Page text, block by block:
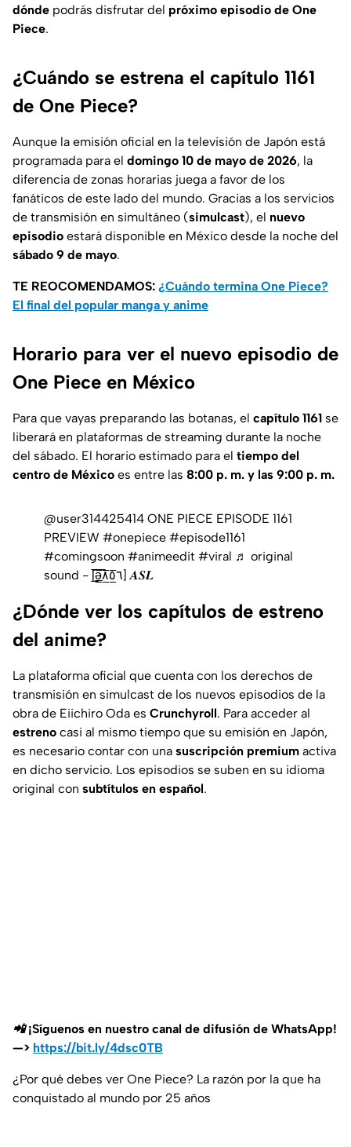
dónde podrás disfrutar del próximo episodio de One
Piece.
¿Cuándo se estrena el capítulo 1161
de One Piece?
Aunque la emisión oficial en la televisión de Japón está
programada para el domingo 10 de mayo de 2026, la
diferencia de zonas horarias juega a favor de los
fanáticos de este lado del mundo. Gracias a los servicios
de transmisión en simultáneo (simulcast), el nuevo
episodio estará disponible en México desde la noche del
sábado 9 de mayo.
TE REOCOMENDAMOS: ¿Cuándo termina One Piece?
El final del popular manga y anime
Horario para ver el nuevo episodio de
One Piece en México
Para que vayas preparando las botanas, el capítulo 1161 se
liberará en plataformas de streaming durante la noche
del sábado. El horario estimado para el tiempo del
centro de México es entre las 8:00 p. m. y las 9:00 p. m.
@user314425414 ONE PIECE EPISODE 1161
PREVIEW #onepiece #episode1161
#comingsoon #animeedit #viral ♬ original
sound - [̲̅ə̲̅٨̲̅٥̲̅٦̲̅] 𝑨𝑺𝑳
¿Dónde ver los capítulos de estreno
del anime?
La plataforma oficial que cuenta con los derechos de
transmisión en simulcast de los nuevos episodios de la
obra de Eiichiro Oda es Crunchyroll. Para acceder al
estreno casi al mismo tiempo que su emisión en Japón,
es necesario contar con una suscripción premium activa
en dicho servicio. Los episodios se suben en su idioma
original con subtítulos en español.
📲 ¡Síguenos en nuestro canal de difusión de WhatsApp!
—> https://bit.ly/4dsc0TB
¿Por qué debes ver One Piece? La razón por la que ha
conquistado al mundo por 25 años